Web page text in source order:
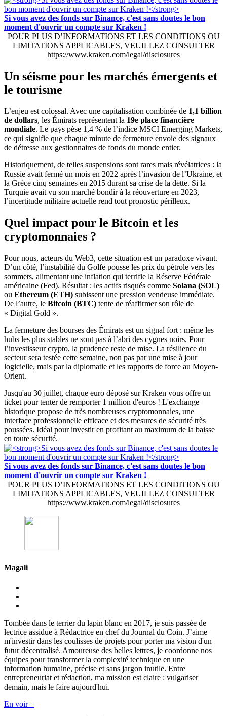
Si vous avez des fonds sur Binance, c'est sans doutes le bon
moment d'ouvrir un compte sur Kraken !
POUR PLUS D’INFORMATIONS ET LES CONDITIONS OU
LIMITATIONS APPLICABLES, VEUILLEZ CONSULTER
https://www.kraken.com/legal/disclosures
Un séisme pour les marchés émergents et
le tourisme
L’enjeu est colossal. Avec une capitalisation combinée de 1,1 billion
de dollars, les Émirats représentent la 19e place financière
mondiale. Le pays pèse 1,4 % de l’indice MSCI Emerging Markets,
ce qui signifie que chaque minute de fermeture envoie des signaux
de détresse aux gestionnaires de fonds du monde entier.
Historiquement, de telles suspensions sont rares mais révélatrices : la
Russie avait fermé un mois en 2022 après l’invasion de l’Ukraine, et
la Grèce cinq semaines en 2015 durant sa crise de la dette. Si la
Turquie avait vu son marché bondir à la réouverture en 2023,
l’incertitude militaire actuelle rend tout pronostic périlleux.
Quel impact pour le Bitcoin et les
cryptomonnaies ?
Pour nous, acteurs du Web3, cette situation est un paradoxe vivant.
D’un côté, l’instabilité du Golfe pousse les prix du pétrole vers les
sommets, alimentant une inflation qui terrifie la Réserve Fédérale
américaine (Fed). Résultat : les actifs risqués comme Solana (SOL)
ou Ethereum (ETH) subissent une pression vendeuse immédiate.
De l’autre, le Bitcoin (BTC) tente de réaffirmer son rôle de
« Digital Gold ».
La fermeture des bourses des Émirats est un signal fort : même les
hubs les plus stables ne sont pas à l’abri des cygnes noirs. Pour
l’investisseur crypto, la prudence reste de mise. La résilience du
secteur sera testée cette semaine, non pas par une mise à jour
logicielle, mais par la diplomatie et les rapports de force au Moyen-
Orient.
Jusqu'au 30 juillet, chaque euro déposé sur Kraken vous offre un
ticket pour tenter de remporter 1 million d'euros ! L'exchange
historique propose de très nombreuses cryptomonnaies, une
interface professionnelle efficace et des mesures de sécurité très
poussées. Idéal pour investir en profitant au maximum de la baisse
en toute sécurité.
Si vous avez des fonds sur Binance, c'est sans doutes le bon
moment d'ouvrir un compte sur Kraken !
POUR PLUS D’INFORMATIONS ET LES CONDITIONS OU
LIMITATIONS APPLICABLES, VEUILLEZ CONSULTER
https://www.kraken.com/legal/disclosures
Magali
Tombée dans le terrier du lapin blanc en 2017, je suis passée de
lectrice assidue à Rédactrice en chef du Journal du Coin. J’aime
m'investir dans les coulisses de projets pour porter ma vision d'un
futur décentralisé. Amoureuse des belles lettres, je coordonne nos
équipes pour transformer la complexité technique en une
information humaine, précise et sans jargon inutile. Entre
entrepreneuriat et rédaction, ma mission est claire : vulgariser
demain, mais le faire aujourd'hui.
En voir +